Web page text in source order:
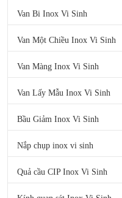
Van Bi Inox Vi Sinh
Van Một Chiều Inox Vi Sinh
Van Màng Inox Vi Sinh
Van Lấy Mẫu Inox Vi Sinh
Bầu Giảm Inox Vi Sinh
Nắp chụp inox vi sinh
Quả cầu CIP Inox Vi Sinh